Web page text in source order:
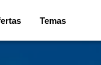
Temas